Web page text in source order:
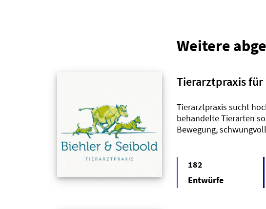
Weitere
Tierarztpraxis für
Tierarztpraxis sucht
behandelte Tierarten
Bewegung,
182
Entwürfe